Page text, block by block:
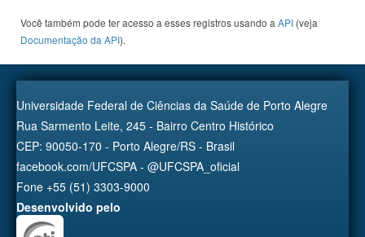
Você também pode ter acesso a esses registros usando a API (veja
Documentação da API).
Universidade Federal de Ciências da Saúde de Porto Alegre
Rua Sarmento Leite, 245 - Bairro Centro Histórico
CEP: 90050-170 - Porto Alegre/RS - Brasil
facebook.com/UFCSPA - @UFCSPA_oficial
Fone +55 (51) 3303-9000
Desenvolvido pelo